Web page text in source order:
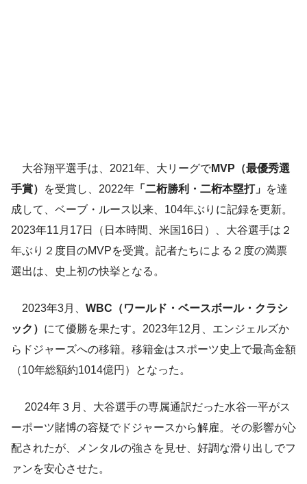
大谷翔平選手は、2021年、大リーグでMVP（最優秀選
手賞）
を受賞し、2022年 「二桁勝利・二桁本塁打」 を達
成して、ベーブ・ルース以来、104年ぶりに記録を更新。
2023年11月17日（日本時間、米国16日）、大谷選手は２
年ぶり２度目のMVPを受賞。記者たちによる２度の満票
選出は、史上初の快挙となる。
2023年3月、 WBC（ワールド・ベースボール・クラシ
ック） にて優勝を果たす。2023年12月、エンジェルズか
らドジャーズへの移籍。移籍金はスポーツ史上で最高金額
（10年総額約1014億円）となった。
2024年３月、大谷選手の専属通訳だった水谷一平がス
ーポーツ賭博の容疑でドジャースから解雇。その影響が心
配されたが、メンタルの強さを見せ、好調な滑り出しでフ
ァンを安心させた。